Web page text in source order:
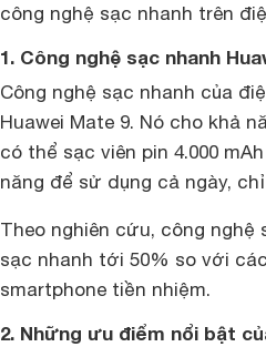
công nghệ sạc nhanh trên
1. Công nghệ sạc nhanh
Công nghệ sạc nhanh của
Huawei Mate 9. Nó cho khả
có thể sạc viên pin 4.000
năng để sử dụng cả ngày,
Theo nghiên cứu, công nghệ
sạc nhanh tới 50% so với
smartphone tiền nhiệm.
2. Những ưu điểm nổi bật